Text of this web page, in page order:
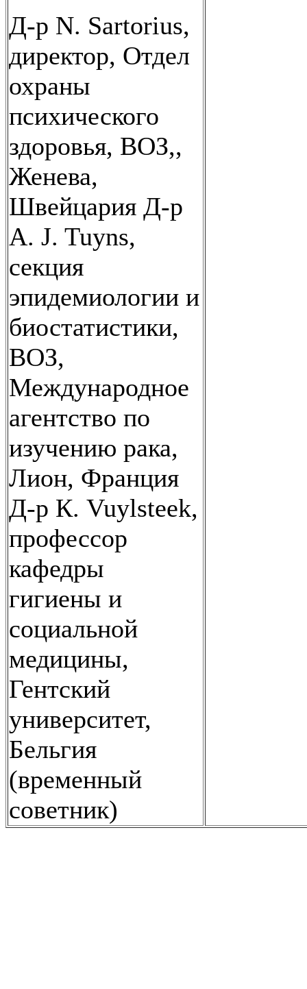
Д-р N. Sartorius,
директор, Отдел
охраны
психического
здоровья, ВОЗ,,
Женева,
Швейцария Д-р
A. J. Tuyns,
секция
эпидемиологии и
биостатистики,
ВОЗ,
Международное
агентство по
изучению рака,
Лион, Франция
Д-р К. Vuylsteek,
профессор
кафедры
гигиены и
социальной
медицины,
Гентский
университет,
Бельгия
(временный
советник)